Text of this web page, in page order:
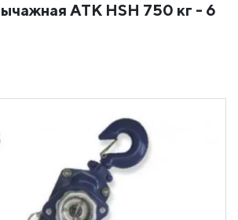
АТК HSH 750 кг - 6